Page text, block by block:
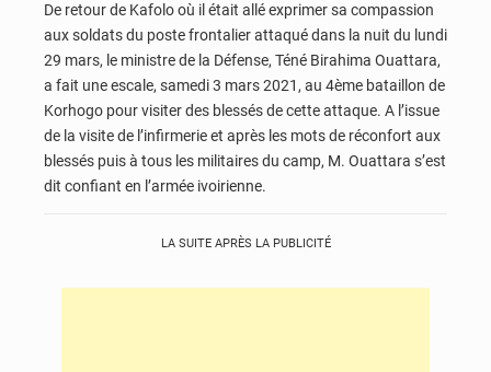
De retour de Kafolo où il était allé exprimer sa compassion
aux soldats du poste frontalier attaqué dans la nuit du lundi
29 mars, le ministre de la Défense, Téné Birahima Ouattara,
a fait une escale, samedi 3 mars 2021, au 4ème bataillon de
Korhogo pour visiter des blessés de cette attaque. A l’issue
de la visite de l’infirmerie et après les mots de réconfort aux
blessés puis à tous les militaires du camp, M. Ouattara s’est
dit confiant en l’armée ivoirienne.
LA SUITE APRÈS LA PUBLICITÉ